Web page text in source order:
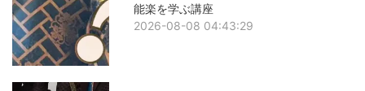
能楽を学ぶ講座
2026-08-08 04:43:29